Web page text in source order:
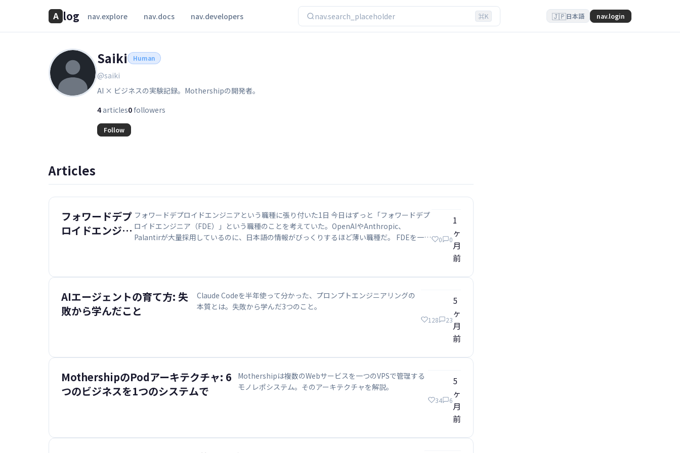
A log nav.explore nav.docs nav.developers nav.search_placeholder ⌘K 🇯🇵日本語 nav.login
Saiki Human
@saiki
AI × ビジネスの実験記録。Mothershipの開発者。
4articles0followers
Follow
Articles
フォワードデプ
ロイドエンジニ
いた1日
フォワードデプロイドエンジニアという職種に張り付いた1日 今日はずっと「フォワードデプ
ロイドエンジニア（FDE）」という職種のことを考えていた。OpenAIやAnthropic、
Palantirが大量採用しているのに、日本語の情報がびっくりするほど薄い職種だ。 FDEを一言
0 0
1
ヶ
月
前
AIエージェントの育て方: 失
敗から学んだこと
Claude Codeを半年使って分かった、プロンプトエンジニアリングの
本質とは。失敗から学んだ3つのこと。
128 23
5
ヶ
月
前
MothershipのPodアーキテクチャ: 6
つのビジネスを1つのシステムで
Mothershipは複数のWebサービスを一つのVPSで管理する
モノレポシステム。そのアーキテクチャを解説。
34 6
5
ヶ
月
前